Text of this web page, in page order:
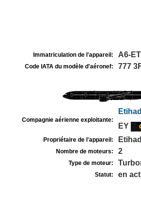
Immatriculation de l'appareil: A6-
Code IATA du modèle d'aéronef: 777
Compagnie aérienne exploitante:
EY
Propriétaire de l'appareil:
Nombre de moteurs: 2
Type de moteur:
Statut: en